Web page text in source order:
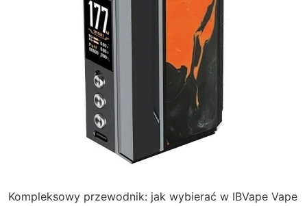
Kompleksowy przewodnik: jak wybierać w IBVape Vape